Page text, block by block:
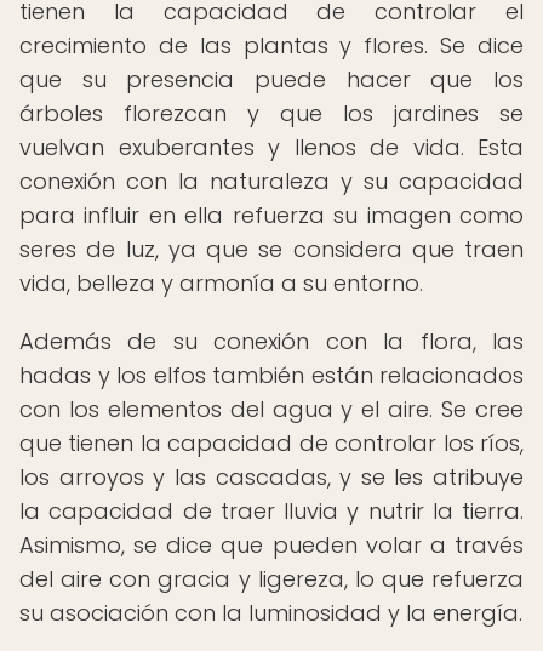
tienen la capacidad de controlar el
crecimiento de las plantas y flores. Se dice
que su presencia puede hacer que los
árboles florezcan y que los jardines se
vuelvan exuberantes y llenos de vida. Esta
conexión con la naturaleza y su capacidad
para influir en ella refuerza su imagen como
seres de luz, ya que se considera que traen
vida, belleza y armonía a su entorno.
Además de su conexión con la flora, las
hadas y los elfos también están relacionados
con los elementos del agua y el aire. Se cree
que tienen la capacidad de controlar los ríos,
los arroyos y las cascadas, y se les atribuye
la capacidad de traer lluvia y nutrir la tierra.
Asimismo, se dice que pueden volar a través
del aire con gracia y ligereza, lo que refuerza
su asociación con la luminosidad y la energía.